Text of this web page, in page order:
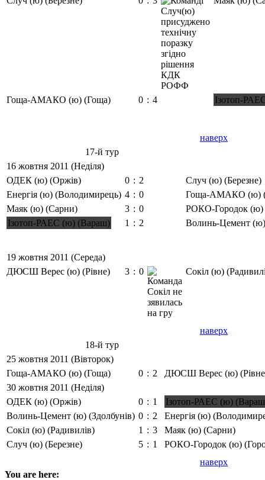
Гоща-АМАКО (ю) (Гоща) 0 : 4 Ізотоп-
наверх
17-й тур
16 жовтня 2011 (Неділя)
ОДЕК (ю) (Оржів)
0 : 2
Случ (ю) (Березне)
Енергія (ю) (Володимирець) 4 : 0
Гоща-АМАКО (ю)
Маяк (ю) (Сарни)
3 : 0
РОКО-Городок (ю)
Ізотоп-РАЕС (ю) (Вараш)
1 : 2 Волинь-Цемент (ю)
19 жовтня 2011 (Середа)
ДЮСШ Верес (ю) (Рівне)
3 : 0 Сокіл (ю)
наверх
18-й тур
25 жовтня 2011 (Вівторок)
Гоща-АМАКО (ю) (Гоща)
0 : 2
ДЮСШ Верес (ю)
30 жовтня 2011 (Неділя)
ОДЕК (ю) (Оржів)
0 : 1
Ізотоп-РАЕС (ю)
Волинь-Цемент (ю) (Здолбунів) 0 : 2
Енергія (ю)
Сокіл (ю) (Радивилів)
1 : 3
Маяк (ю) (Сарни)
Случ (ю) (Березне)
5 : 1
РОКО-Городок (ю)
наверх
You are here: